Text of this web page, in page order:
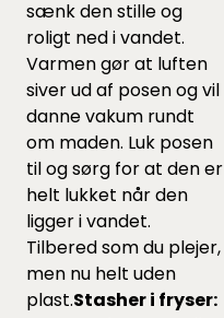
sænk den stille og
roligt ned i vandet.
Varmen gør at luften
siver ud af posen og vil
danne vakum rundt
om maden. Luk posen
til og sørg for at den er
helt lukket når den
ligger i vandet.
Tilbered som du plejer,
men nu helt uden
plast.Stasher i fryser: